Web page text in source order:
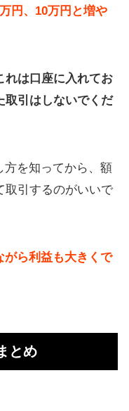
円、10万円と増や
れは口座に入れてお
取引はしないでくだ
方を知ってから、額
取引するのがいいで
がら利益も大きくで
とめ